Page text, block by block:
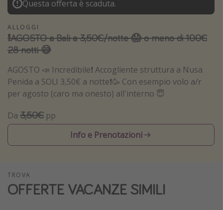
Vacanze con bambini
Vacanze al mare
Viaggi per single
Altri argomenti
Travel magazine
Calendario di viaggio
Festività del 2026
Città più visitate
Questa offerta è scaduta.
ALLOGGI
❗️AGOSTO a Bali a 3,50€/notte 😱 o meno di 100€
28 notti 😅
AGOSTO 📣 Incredibile❗️ Accogliente struttura a Nusa
Penida a SOLI 3,50€ a notte❗️🥳 Con esempio volo a/r
per agosto (caro ma onesto) all'interno 😇
Da 3,50€ pp
Info e Prenotazioni
TROVA
OFFERTE VACANZE SIMILI